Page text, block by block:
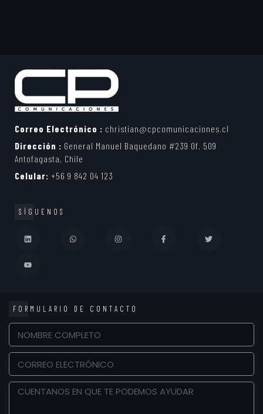
Correo Electrónico : christian@cpcomunicaciones.cl
Dirección : General Manuel Baquedano #239 Of. 509
Antofagasta, Chile
Celular: +56 9 842 04 123
SÍGUENOS
FORMULARIO DE CONTACTO